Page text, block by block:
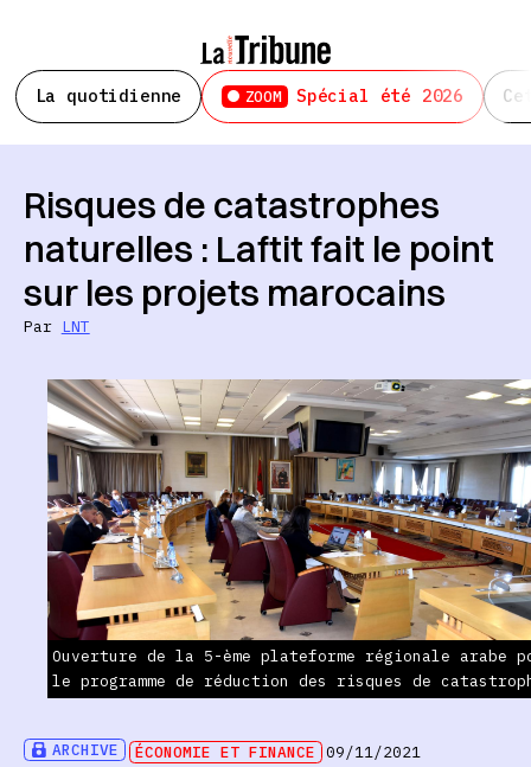
La quotidienne ZOOM Spécial été 2026
ARCHIVE ÉCONOMIE ET FINANCE 09/11/2021
Risques de catastrophes
naturelles : Laftit fait le point
sur les projets marocains
Par LNT
Ouverture de la 5-ème plateforme régionale arabe
le programme de réduction des risques de